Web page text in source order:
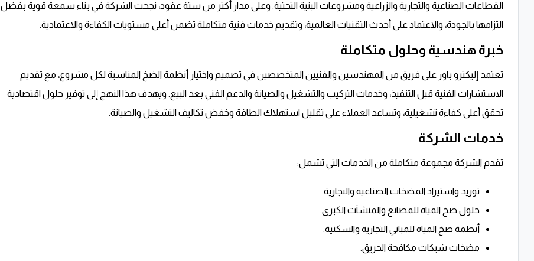
القطاعات الصناعية والتجارية والزراعية ومشروعات البنية التحتية. وعلى مدار أكثر من ستة عقود، نجحت الشركة في بناء سمعة قوية بفضل
التزامها بالجودة، والاعتماد على أحدث التقنيات العالمية، وتقديم خدمات فنية متكاملة تضمن أعلى مستويات الكفاءة والاعتمادية.
خبرة هندسية وحلول متكاملة
تعتمد إليكترو باور على فريق من المهندسين والفنيين المتخصصين في تصميم واختيار أنظمة الضخ المناسبة لكل مشروع، مع تقديم
الاستشارات الفنية قبل التنفيذ، وخدمات التركيب والتشغيل والصيانة والدعم الفني بعد البيع. ويهدف هذا النهج إلى توفير حلول اقتصادية
تحقق أعلى كفاءة تشغيلية، وتساعد العملاء على تقليل استهلاك الطاقة وخفض تكاليف التشغيل والصيانة.
خدمات الشركة
تقدم الشركة مجموعة متكاملة من الخدمات التي تشمل:
توريد واستيراد المضخات الصناعية والتجارية.
حلول ضخ المياه للمصانع والمنشآت الكبرى.
أنظمة ضخ المياه للمباني التجارية والسكنية.
مضخات شبكات مكافحة الحريق.